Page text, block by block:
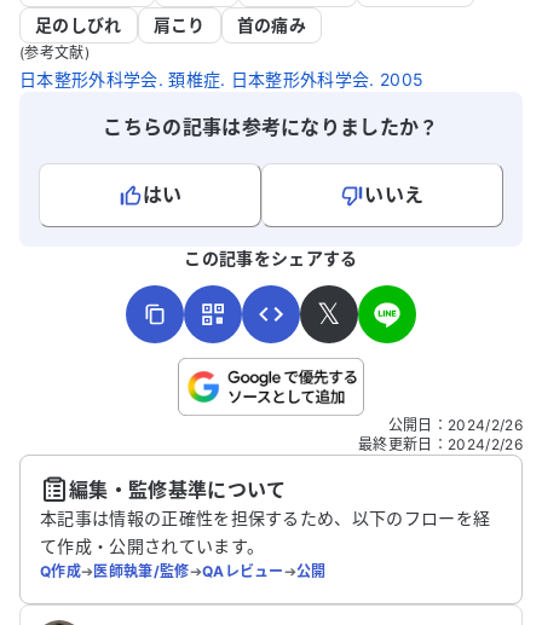
のみで、症状は改善しません。 以下の点に
ついてご相談したいです。①頚椎神経根
症に対して、積極的な治療法はないのでし
ょうか？また、他の原因が考えられるでし
ょうか？②胸椎の変形が症状に関係して
でしょうか？③自覚症状に真摯に向き合
ってくれる医師や病院を探しています。ど
なたか良い医師、または病院をご存じない
でしょうか？アドバイスをいただけると助
どき牽引治
足のしびれ
肩こり 首の痛み
(参考文献)
日本整形外科学会. 頚椎症. 日本整形外科学会. 2005
こちらの記事は参考になりましたか？
はい
いいえ
こちらは送信専用のフォームです。氏名やご自身の病気の詳細な
送信する
この記事をシェアする
𝕏
公開日 ： 2024/2/26
最終更新日 ： 2024/2/26
編集・監修基準について
本記事は情報の正確性を担保するため、以下のフローを経
て作成・公開されています。
Q作成➔医師執筆/監修➔QAレビュー➔公開